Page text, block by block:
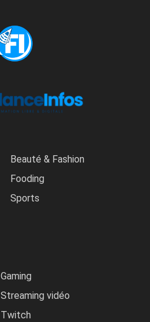
Beauté & Fashion
Fooding
Sports
Gaming
Streaming vidéo
Twitch